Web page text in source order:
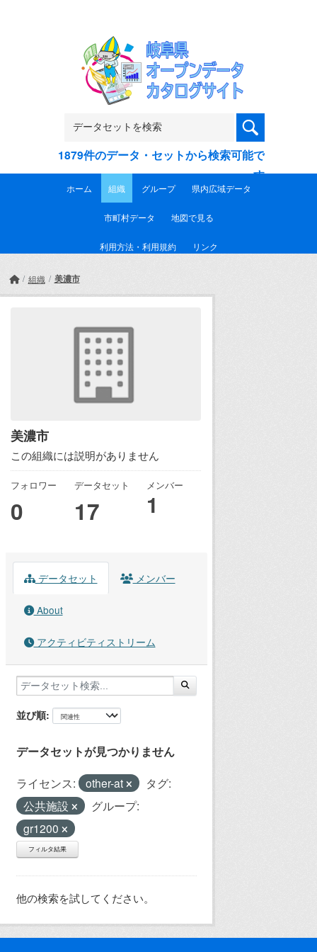
1879件のデータ・セットから検索可能で
す
ホーム 組織 グループ 県内広域データ
市町村データ 地図で見る
利用方法・利用規約 リンク
組織 美濃市
美濃市
この組織には説明がありません
フォロワー
0
データセット
17
メンバー
1
データセット メンバー
About
アクティビティストリーム
並び順
データセットが見つかりません
ライセンス: other-at
タグ:
公共施設
グループ:
gr1200
フィルタ結果
他の検索を試してください。